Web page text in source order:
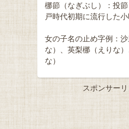
梛節（なぎぶし）：投
戸時代初期に流行した小
女の子名の止め字例：
な）、英梨梛（えりな
な）
スポンサー